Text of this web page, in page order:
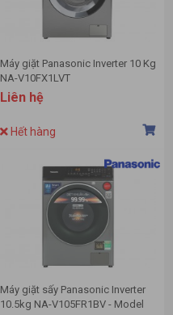
Máy giặt Panasonic Inverter 10 Kg
NA-V10FX1LVT
Liên hệ
Hết hàng
Máy giặt sấy Panasonic Inverter
10.5kg NA-V105FR1BV - Model